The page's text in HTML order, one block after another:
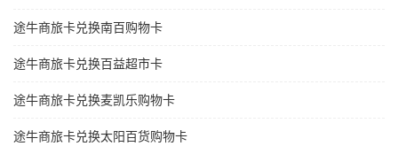
途牛商旅卡兑换南百购物卡
途牛商旅卡兑换百益超市卡
途牛商旅卡兑换麦凯乐购物卡
途牛商旅卡兑换太阳百货购物卡